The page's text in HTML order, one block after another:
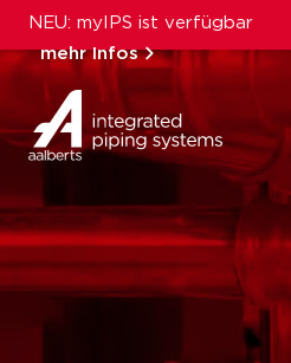
NEU: myIPS ist verfügbar
mehr Infos